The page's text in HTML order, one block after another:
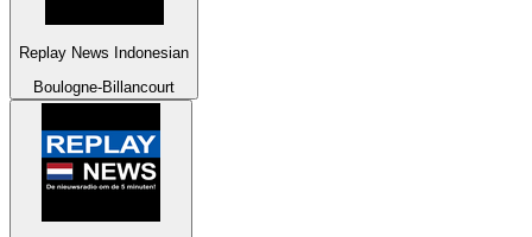
Replay News Indonesian
Boulogne-Billancourt